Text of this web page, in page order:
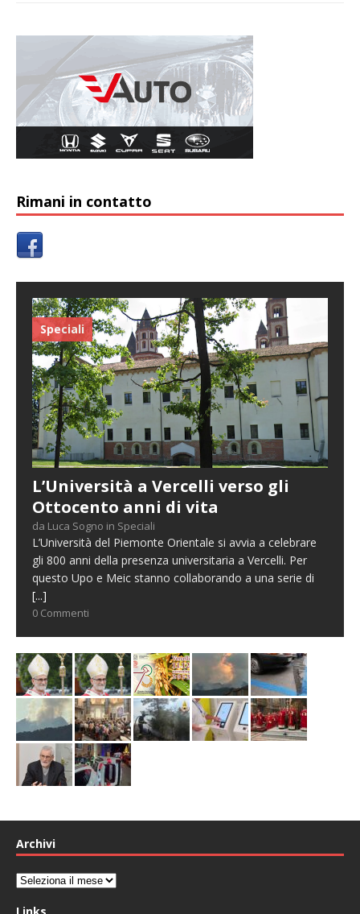
Rimani in contatto
Speciali
L’Università a Vercelli verso gli
Ottocento anni di vita
da Luca Sogno in Speciali
L’Università del Piemonte Orientale si avvia a celebrare
gli 800 anni della presenza universitaria a Vercelli. Per
questo Upo e Meic stanno collaborando a una serie di
[...]
0 Commenti
Archivi
Archivi